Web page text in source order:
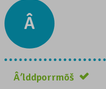
Â
Âʹlddporrmõš